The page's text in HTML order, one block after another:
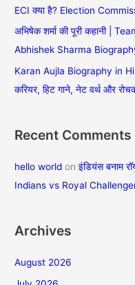
o
r
:
ECI क्या है? Election
अभिषेक शर्मा की पूरी कहानी |
Abhishek Sharma
Karan Aujla Biography in
करियर, हिट गाने, नेट वर्थ और
Recent Comments
hello world onइंडियंस बनाम
Indians vs Royal
Archives
August 2026